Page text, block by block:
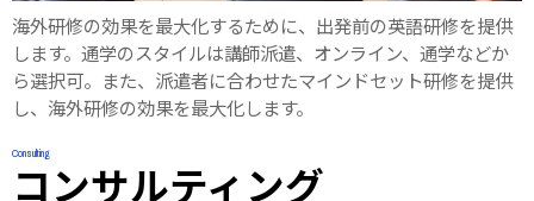
海外研修の効果を最大化するために、出発前の英語研修を提供
します。通学のスタイルは講師派遣、オンライン、通学などか
ら選択可。また、派遣者に合わせたマインドセット研修を提供
し、海外研修の効果を最大化します。
Consulting
コンサルティング